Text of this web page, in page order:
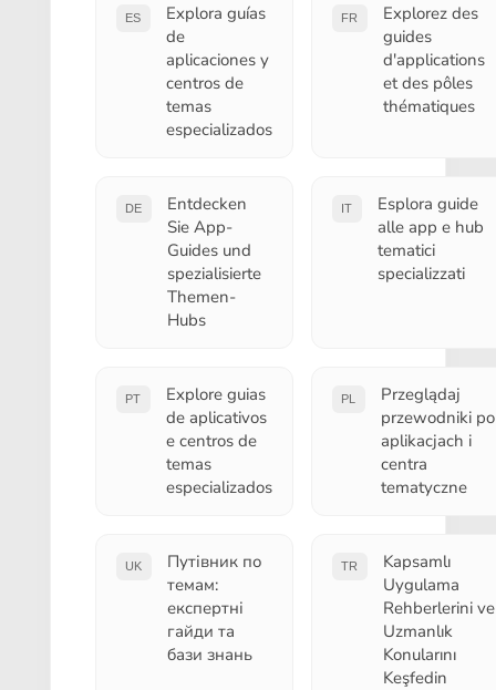
ES
Explora guías
de
aplicaciones y
centros de
temas
especializados
FR
Explorez des
guides
d'applications
et des pôles
thématiques
DE
Entdecken
Sie App-
Guides und
spezialisierte
Themen-
Hubs
IT
Esplora guide
alle app e hub
tematici
specializzati
PT
Explore guias
de aplicativos
e centros de
temas
especializados
PL
Przeglądaj
przewodniki po
aplikacjach i
centra
tematyczne
UK
Путівник по
темам:
експертні
гайди та
бази знань
TR
Kapsamlı
Uygulama
Rehberlerini ve
Uzmanlık
Konularını
Keşfedin